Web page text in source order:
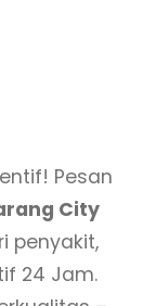
Pesan
City
penyakit,
24 Jam.